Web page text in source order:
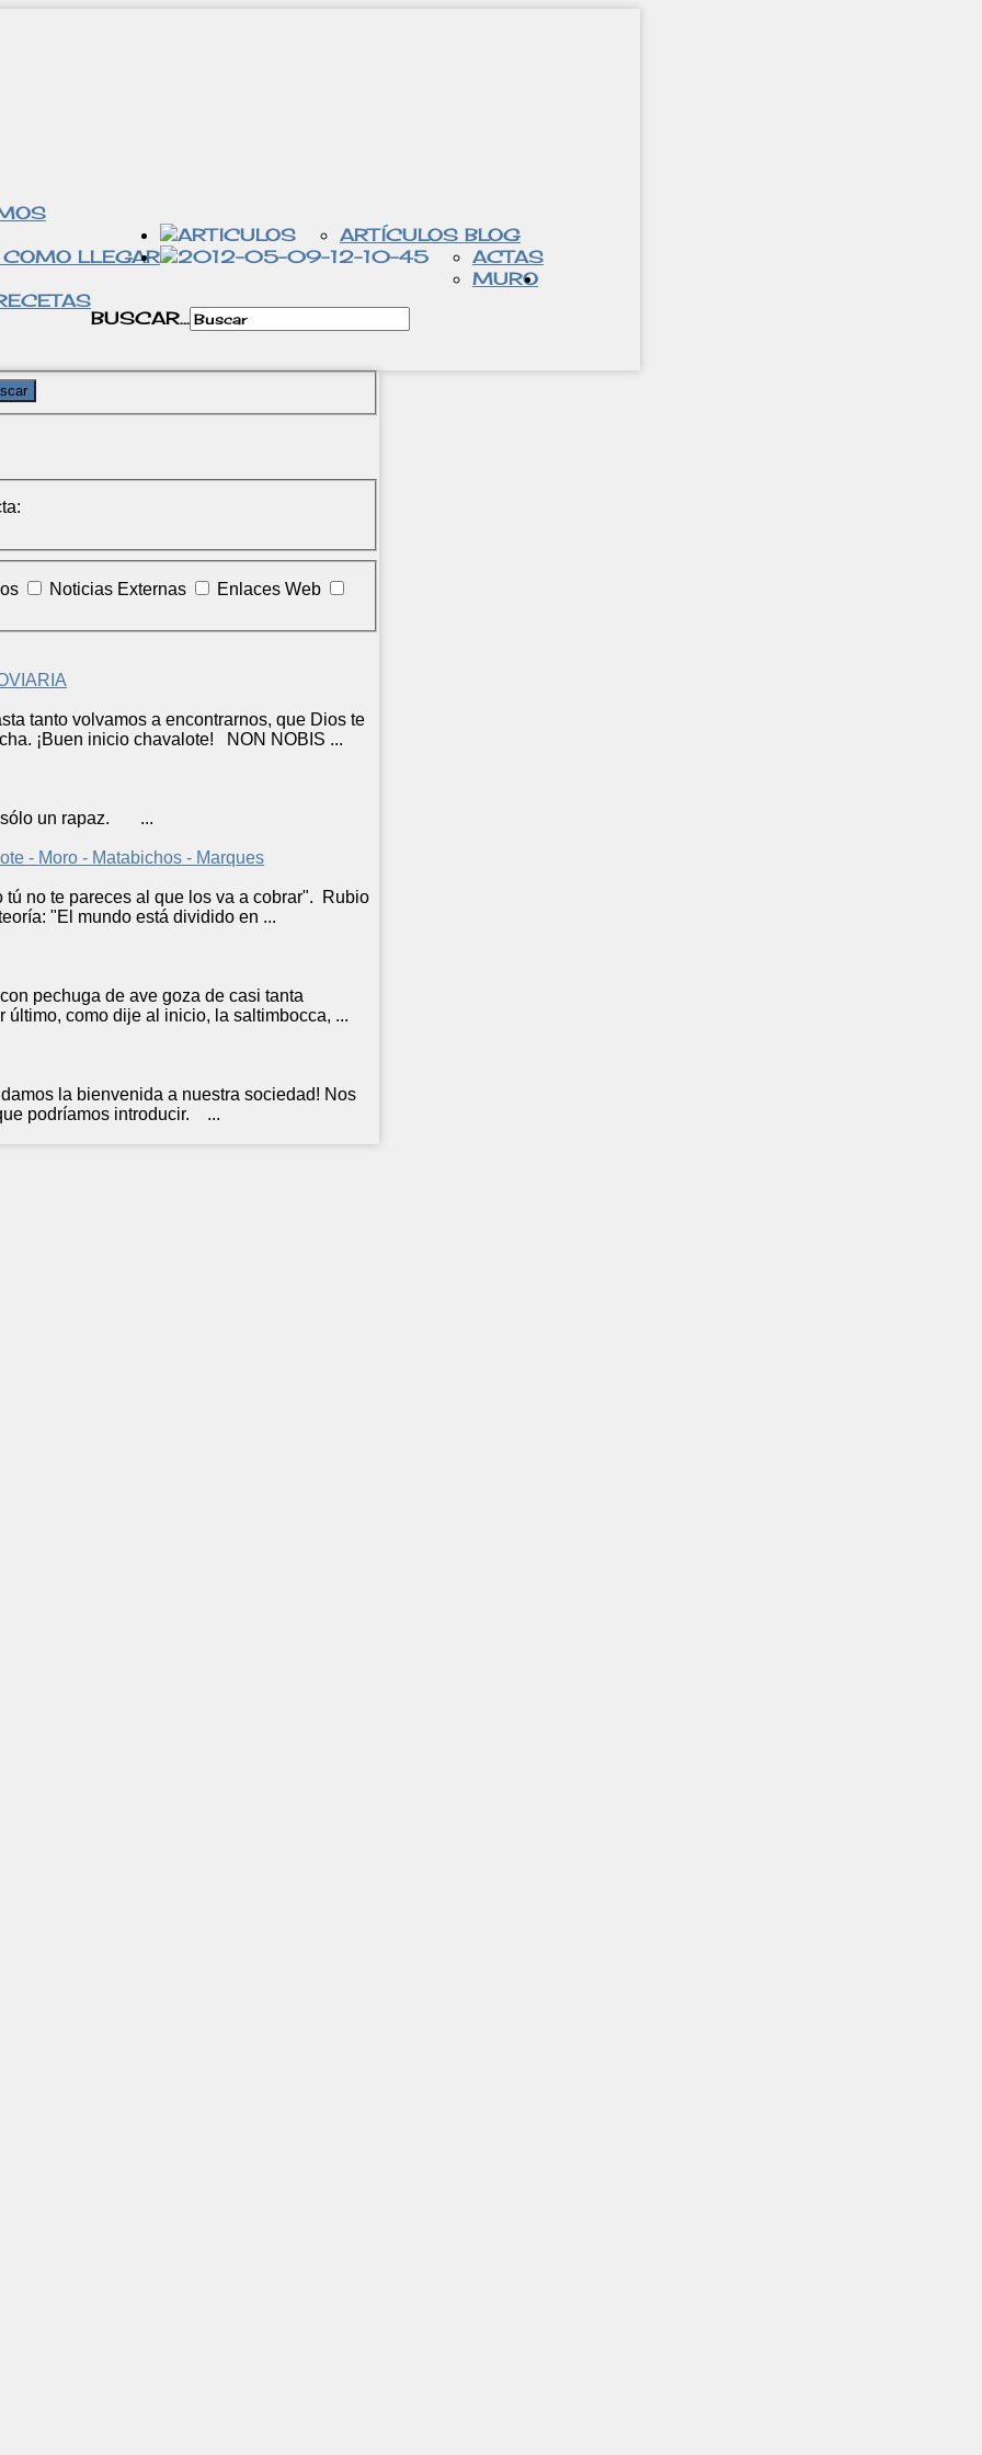
LLEGAR
ARTÍCULOS BLOG
ACTAS
MURO
BUSCAR...
Noticias Externas Enlaces Web
tanto volvamos a encontrarnos, que Dios te
¡Buen inicio chavalote! NON NOBIS ...
sólo un rapaz. ...
- Moro - Matabichos - Marques
no te pareces al que los va a cobrar". Rubio
"El mundo está dividido en ...
pechuga de ave goza de casi tanta
último, como dije al inicio, la saltimbocca, ...
la bienvenida a nuestra sociedad! Nos
podríamos introducir. ...